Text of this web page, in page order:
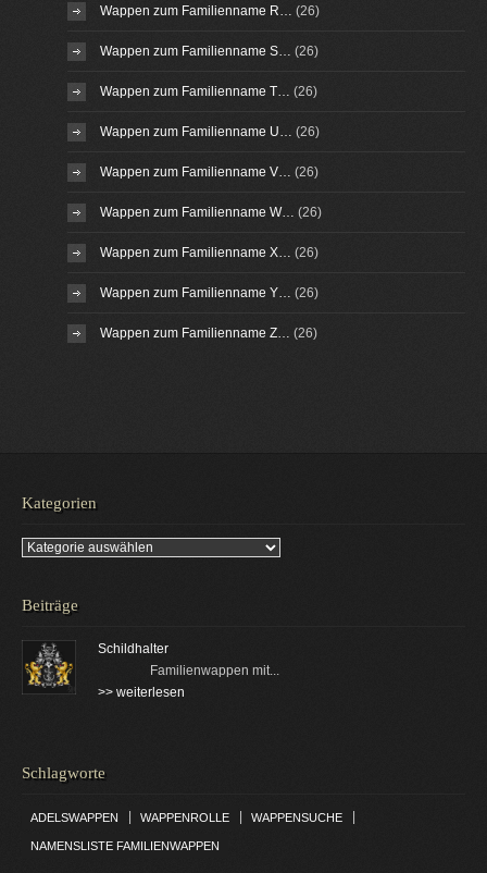
Wappen zum Familienname R… (26)
Wappen zum Familienname S… (26)
Wappen zum Familienname T… (26)
Wappen zum Familienname U… (26)
Wappen zum Familienname V… (26)
Wappen zum Familienname W… (26)
Wappen zum Familienname X… (26)
Wappen zum Familienname Y… (26)
Wappen zum Familienname Z… (26)
Kategorien
Kategorien
Beiträge
Schildhalter
Familienwappen mit...
>> weiterlesen
Schlagworte
ADELSWAPPEN WAPPENROLLE WAPPENSUCHE
NAMENSLISTE FAMILIENWAPPEN